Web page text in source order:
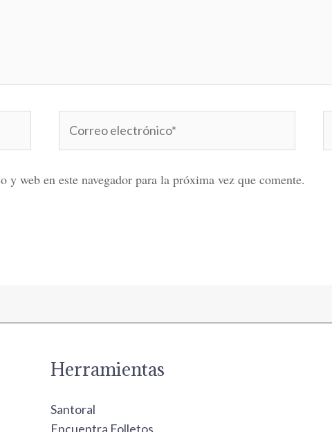
electrónico*
web en este navegador para la próxima vez que comente.
Herramientas
Santoral
Encuentra Folletos